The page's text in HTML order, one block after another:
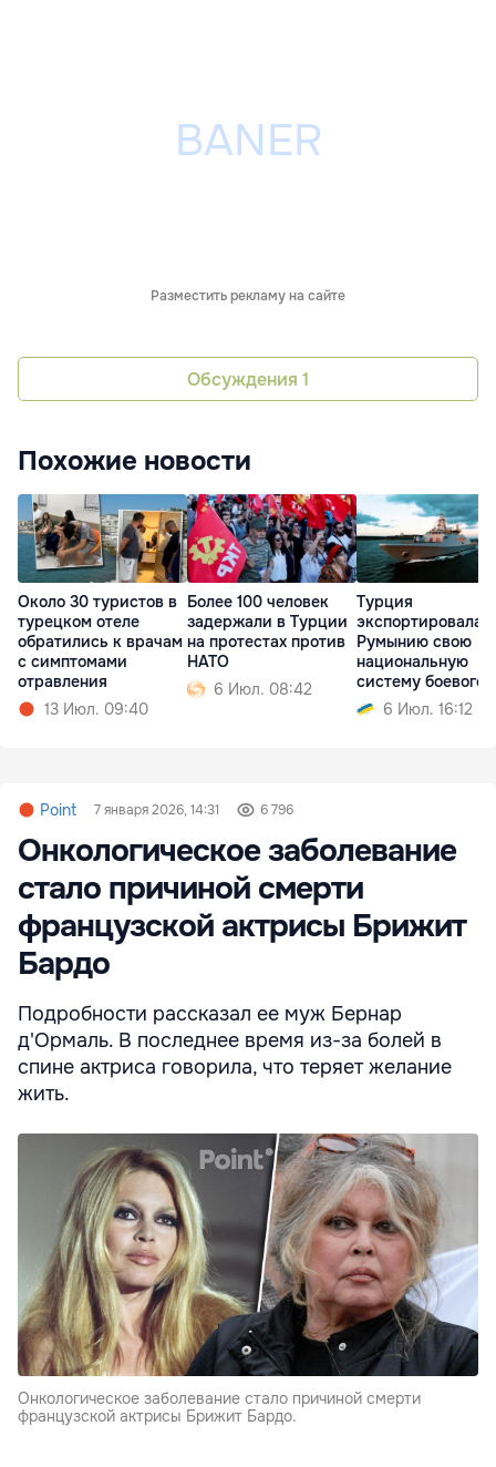
Разместить рекламу на сайте
Обсуждения 1
Похожие новости
Около 30 туристов в
турецком отеле
обратились к врачам
с симптомами
отравления
13 Июл. 09:40
Более 100 человек
задержали в Турции
на протестах против
НАТО
6 Июл. 08:42
Турция
экспортировала в
Румынию свою
национальную
систему боевого
управления
6 Июл. 16:12
Point 7 января 2026, 14:31 6 796
Онкологическое заболевание
стало причиной смерти
французской актрисы Брижит
Бардо
Подробности рассказал ее муж Бернар
д'Ормаль. В последнее время из-за болей в
спине актриса говорила, что теряет желание
жить.
Онкологическое заболевание стало причиной смерти
французской актрисы Брижит Бардо.